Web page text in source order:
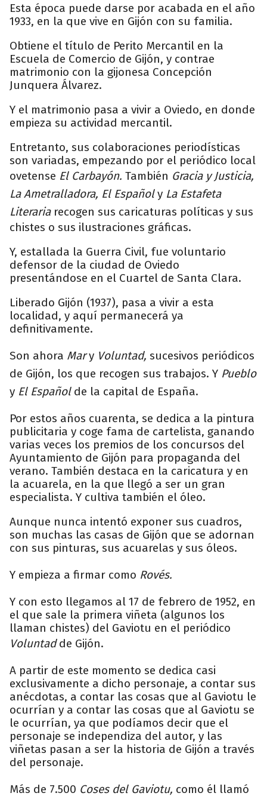
Esta época puede darse por acabada en el año
1933, en la que vive en Gijón con su familia.
Obtiene el título de Perito Mercantil en la
Escuela de Comercio de Gijón, y contrae
matrimonio con la gijonesa Concepción
Junquera Álvarez.
Y el matrimonio pasa a vivir a Oviedo, en donde
empieza su actividad mercantil.
Entretanto, sus colaboraciones periodísticas
son variadas, empezando por el periódico local
ovetense El Carbayón. También Gracia y Justicia,
La Ametralladora, El Españoly La Estafeta
Literariarecogen sus caricaturas políticas y sus
chistes o sus ilustraciones gráficas.
Y, estallada la Guerra Civil, fue voluntario
defensor de la ciudad de Oviedo
presentándose en el Cuartel de Santa Clara.
Liberado Gijón (1937), pasa a vivir a esta
localidad, y aquí permanecerá ya
definitivamente.
Son ahora Mary Voluntad, sucesivos periódicos
de Gijón, los que recogen sus trabajos. Y Pueblo
y El Españolde la capital de España.
Por estos años cuarenta, se dedica a la pintura
publicitaria y coge fama de cartelista, ganando
varias veces los premios de los concursos del
Ayuntamiento de Gijón para propaganda del
verano. También destaca en la caricatura y en
la acuarela, en la que llegó a ser un gran
especialista. Y cultiva también el óleo.
Aunque nunca intentó exponer sus cuadros,
son muchas las casas de Gijón que se adornan
con sus pinturas, sus acuarelas y sus óleos.
Y empieza a firmar como Rovés.
Y con esto llegamos al 17 de febrero de 1952, en
el que sale la primera viñeta (algunos los
llaman chistes) del Gaviotu en el periódico
Voluntadde Gijón.
A partir de este momento se dedica casi
exclusivamente a dicho personaje, a contar sus
anécdotas, a contar las cosas que al Gaviotu le
ocurrían y a contar las cosas que al Gaviotu se
le ocurrían, ya que podíamos decir que el
personaje se independiza del autor, y las
viñetas pasan a ser la historia de Gijón a través
del personaje.
Más de 7.500 Coses del Gaviotu, como él llamó